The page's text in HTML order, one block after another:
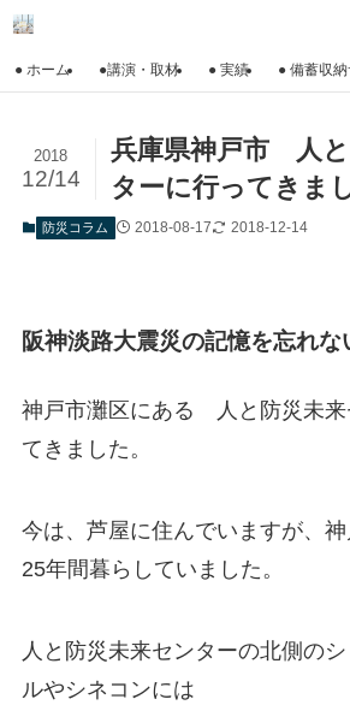
● ホーム ●講演・取材 ● 実績 ● 備蓄収
兵庫県神戸市 人
ターに行ってきま
2018
12/14
防災コラム 2018-08-17 2018-12-14
阪神淡路大震災の記憶を忘れな
神戸市灘区にある 人と防災未来
てきました。
今は、芦屋に住んでいますが、神
25年間暮らしていました。
人と防災未来センターの北側の
ルやシネコンには